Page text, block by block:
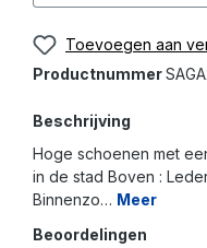
Toevoegen aan
Productnummer
Beschrijving
Hoge schoenen met
in de stad Boven :
Binnenzo… Meer
Beoordelingen